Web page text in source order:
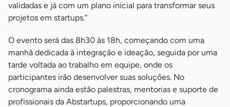
validadas e já com um plano inicial para transformar seus
projetos em startups.”
O evento será das 8h30 às 18h, começando com uma
manhã dedicada à integração e ideação, seguida por uma
tarde voltada ao trabalho em equipe, onde os
participantes irão desenvolver suas soluções. No
cronograma ainda estão palestras, mentorias e suporte de
profissionais da Abstartups, proporcionando uma